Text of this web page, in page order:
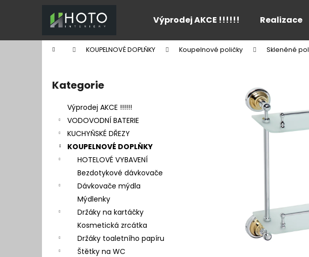
Výprodej AKCE !!!!!! Realizace
Domů KOUPELNOVÉ DOPLŇKY Koupelnové poličky Skleněné
Přeskočit
kategorie
Kategorie
Výprodej AKCE !!!!!!
VODOVODNÍ BATERIE
KUCHYŇSKÉ DŘEZY
KOUPELNOVÉ DOPLŇKY
HOTELOVÉ VYBAVENÍ
Bezdotykové dávkovače
Dávkovače mýdla
Mýdlenky
Držáky na kartáčky
Kosmetická zrcátka
Držáky toaletního papíru
Štětky na WC
í
Zpět
do
Zpět
do
Co